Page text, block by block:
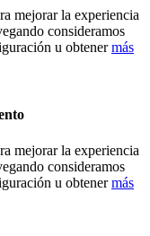
mejorar la experiencia
consideramos
u obtenermás
mejorar la experiencia
consideramos
u obtenermás